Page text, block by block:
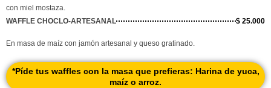
con miel mostaza.
WAFFLE CHOCLO-ARTESANAL
$ 25.000
En masa de maíz con jamón artesanal y queso gratinado.
*Píde tus waffles con la masa que prefieras: Harina de yuca,
maíz o arroz.